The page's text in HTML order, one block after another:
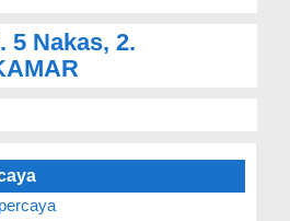
5 Nakas, 2.